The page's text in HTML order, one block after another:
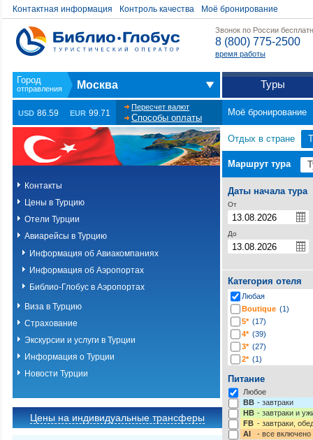
Контактная информация Контроль качества Моё бронирование
Звонок по России
8 (800) 775-2500
время работы
Москва Туры
USD 86.59 EUR 99.71
Пересчет валют
Способы оплаты
Моё бронирование
Контакты
Цены в Турцию
Отели Турции
Авиарейсы в Турцию
Информация об Авиакомпаниях
Информация об Аэропортах
Библио-Глобус в Аэропортах
Виза в Турцию
Страхование
Экскурсии и услуги в Турции
Информация о Турции
Новости Турции
Цены на индивидуальные трансферы
Отдых в стране
Маршрут тура
Даты начала тура
От
До
Категория отеля
Любая
Boutique (1)
5* (17)
4* (39)
3* (27)
2* (1)
Питание
Любое
BB - завтраки
HB - завтраки и
FB - завтраки,
AI
- все включено